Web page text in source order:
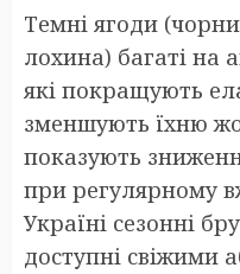
Темні ягоди
лохина) багаті на
які покращують
зменшують їхню
показують
при регулярному
Україні сезонні
доступні свіжими